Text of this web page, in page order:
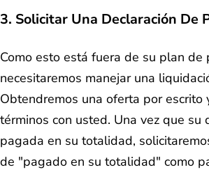
3. Solicitar Una Declaración De
Como esto está fuera de su plan de
necesitaremos manejar una
Obtendremos una oferta por escrito
términos con usted. Una vez que su
pagada en su totalidad,
de "pagado en su totalidad" como